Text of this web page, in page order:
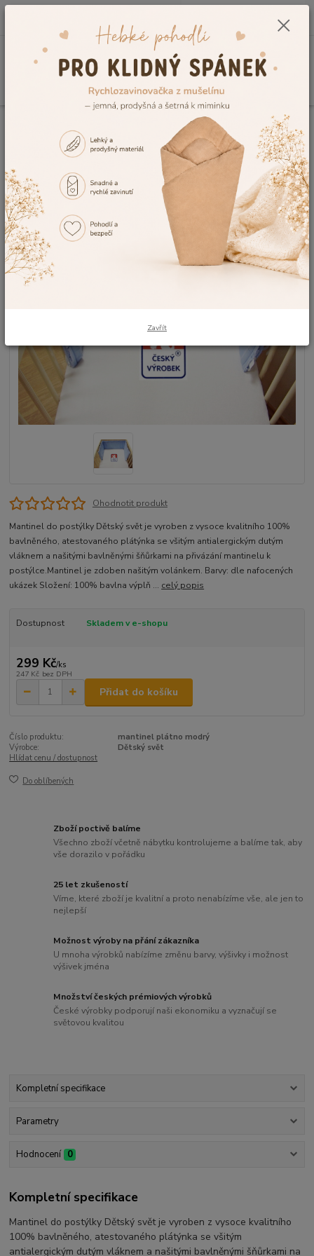
0,00 Kč
Mantinely do postýlky
Froté mantinely
Mantinel do postýlky Dětský svět plátýnkový modrý
Mantinel do postýlky Dětský svět
plátýnkový modrý
Ohodnotit produkt
Mantinel do postýlky Dětský svět je vyroben z vysoce kvalitního 100%
bavlněného, atestovaného plátýnka se všitým antialergickým dutým
vláknem a našitými bavlněnými šňůrkami na přivázání mantinelu k
postýlce.Mantinel je zdoben našitým volánkem. Barvy: dle nafocených
ukázek Složení: 100% bavlna výplň ... celý popis
Dostupnost Skladem v e-shopu
299 Kč/ks
247 Kč bez DPH
Přidat do košíku
Číslo produktu:
mantinel plátno modrý
Výrobce:
Dětský svět
Hlídat cenu / dostupnost
Do oblíbených
Zboží poctivě balíme
Všechno zboží včetně nábytku kontrolujeme a balíme tak, aby
vše dorazilo v pořádku
25 let zkušeností
Víme, které zboží je kvalitní a proto nenabízíme vše, ale jen to
nejlepší
Možnost výroby na přání zákazníka
U mnoha výrobků nabízíme změnu barvy, výšivky i možnost
výšivek jména
Množství českých prémiových výrobků
České výrobky podporují naši ekonomiku a vyznačují se
světovou kvalitou
Kompletní specifikace
Parametry
Hodnocení 0
Kompletní specifikace
Mantinel do postýlky Dětský svět je vyroben z vysoce kvalitního
100% bavlněného, atestovaného plátýnka se všitým
antialergickým dutým vláknem a našitými bavlněnými šňůrkami na
Zavřít